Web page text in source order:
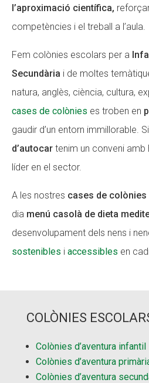
l’aproximació científica,
competències i el treball a l’aula.
Fem colònies escolars per a
Secundària i de moltes
natura, anglès, ciència, cultura,
cases de colònies es troben en
gaudir d’un entorn immillorable.
d’autocar tenim un conveni amb
líder en el sector.
A les nostres cases de colònies
dia menú casolà de dieta
desenvolupament dels nens i
sostenibles i accessibles en
COLÒNIES
Colònies d’aventura infantil
Colònies d’aventura
Colònies d’aventura